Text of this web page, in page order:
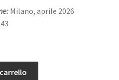
Milano, aprile 2026